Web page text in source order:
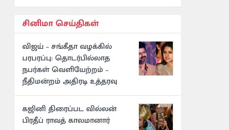
சினிமா செய்திகள்
விஜய் – சங்கீதா வழக்கில்
பரபரப்பு: தொடர்பில்லாத
நபர்கள் வெளியேற்றம் –
நீதிமன்றம் அதிரடி உத்தரவு
கஜினி திரைப்பட வில்லன்
பிரதீப் ராவத் காலமானார்